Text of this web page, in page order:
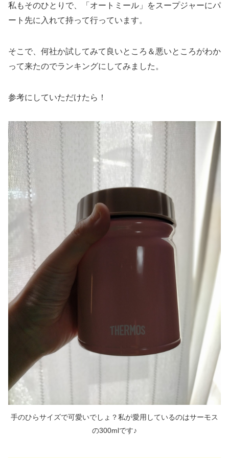
私もそのひとりで、「オートミール」をスープジャーにパ
ート先に入れて持って行っています。
そこで、何社か試してみて良いところ＆悪いところがわか
って来たのでランキングにしてみました。
参考にしていただけたら！
手のひらサイズで可愛いでしょ？私が愛用しているのはサーモス
の300mlです♪